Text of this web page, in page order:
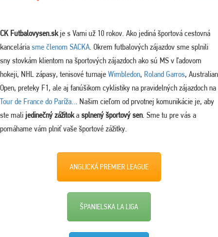
CK Futbalovysen.skje s Vami už 10 rokov. Ako jediná športová cestovná
kancelária sme členom SACKA. Okrem futbalových zájazdov sme splnili
sny stovkám klientom na športových zájazdoch ako sú MS v ľadovom
hokeji, NHL zápasy, tenisové turnaje Wimbledon, Roland Garros, Australian
Open, preteky F1, ale aj fanúšikom cyklistiky na pravidelných zájazdoch na
Tour de France do Paríža... Našim cieľom od prvotnej komunikácie je, aby
ste mali jedinečný zážitoka splnený športový sen. Sme tu pre vás a
pomáhame vám plniť vaše športové zážitky.
ANGLICKÁ PREMIER LEAGUE
ŠPANIELSKA LA LIGA